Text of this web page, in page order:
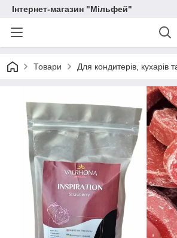
Інтернет-магазин "Мільфей"
Товари Для кондитерів, кухарів